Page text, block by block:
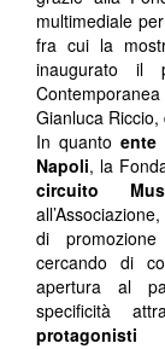
multimediale
fra cui la
inaugurato il
Gianluca
In quantoente
Napoli, la
circuito
di
cercando di
apertura al
specificità
protagonisti